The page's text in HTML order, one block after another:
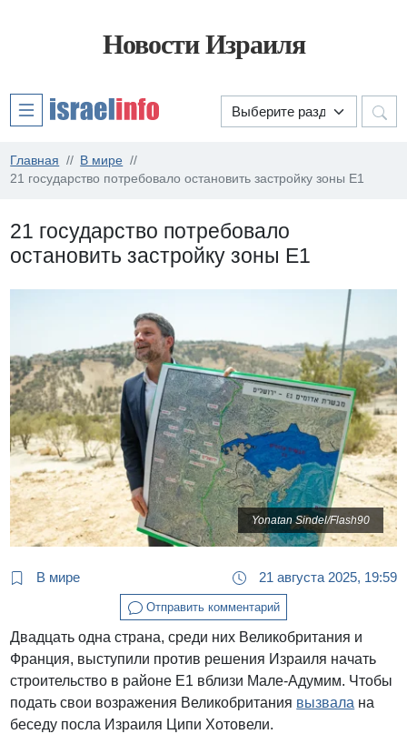
Новости Израиля
Главная
В мире
21 государство потребовало остановить застройку зоны Е1
21 государство потребовало
остановить застройку зоны Е1
Yonatan Sindel/Flash90
В мире 21 августа 2025, 19:59
Отправить комментарий
Двадцать одна страна, среди них Великобритания и
Франция, выступили против решения Израиля начать
строительство в районе E1 вблизи Мале-Адумим. Чтобы
подать свои возражения Великобритания вызвала на
беседу посла Израиля Ципи Хотовели.